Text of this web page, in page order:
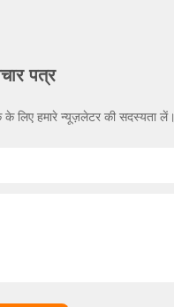
पत्र
लिए हमारे न्यूज़लेटर की सदस्यता लें।